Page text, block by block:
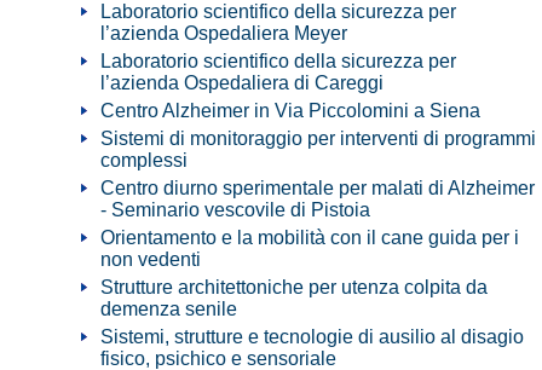
Laboratorio scientifico della sicurezza per
l’azienda Ospedaliera Meyer
Laboratorio scientifico della sicurezza per
l’azienda Ospedaliera di Careggi
Centro Alzheimer in Via Piccolomini a Siena
Sistemi di monitoraggio per interventi di programmi
complessi
Centro diurno sperimentale per malati di Alzheimer
- Seminario vescovile di Pistoia
Orientamento e la mobilità con il cane guida per i
non vedenti
Strutture architettoniche per utenza colpita da
demenza senile
Sistemi, strutture e tecnologie di ausilio al disagio
fisico, psichico e sensoriale